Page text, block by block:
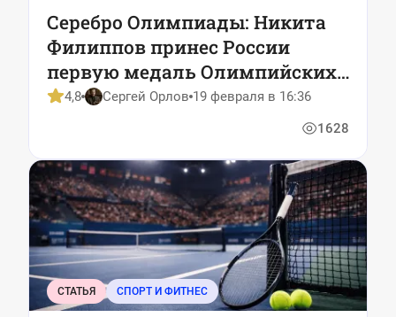
Серебро Олимпиады: Никита
Филиппов принес России
первую медаль Олимпийских
игр в Италии
4,8 Сергей Орлов 19 февраля в 16:36
1628
СТАТЬЯ СПОРТ И ФИТНЕС